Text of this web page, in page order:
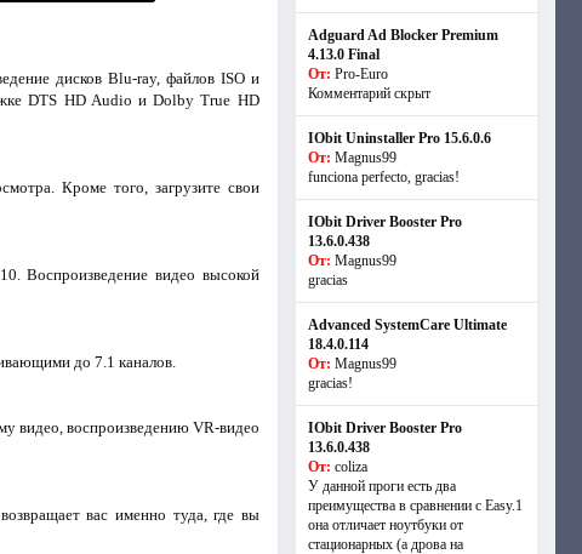
дисков Blu-ray, файлов ISO и
DTS HD Audio и Dolby True HD
Кроме того, загрузите свои
Воспроизведение видео высокой
до 7.1 каналов.
видео, воспроизведению VR-видео
вас именно туда, где вы
Adguard Ad Blocker Premium
4.13.0 Final
От: Pro-Euro
Комментарий скрыт
IObit Uninstaller Pro 15.6.0.6
От: Magnus99
funciona perfecto, gracias!
IObit Driver Booster Pro
13.6.0.438
От: Magnus99
gracias
Advanced SystemCare Ultimate
18.4.0.114
От: Magnus99
gracias!
IObit Driver Booster Pro
13.6.0.438
От: coliza
У данной проги есть два
преимущества в сравнении с Easy.1
она отличает ноутбуки от
стационарных (а дрова на